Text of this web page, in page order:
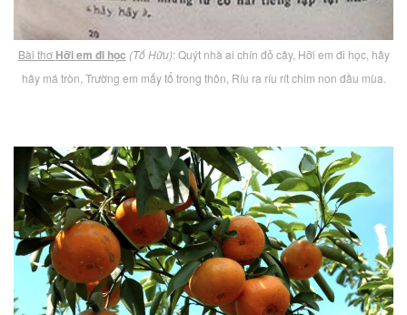
Bài thơ Hỡi em đi học (Tố Hữu): Quýt nhà ai chín đỏ cây, Hỡi em đi học, hây
hây má tròn, Trường em mấy tổ trong thôn, Ríu ra ríu rít chim non đầu mùa.